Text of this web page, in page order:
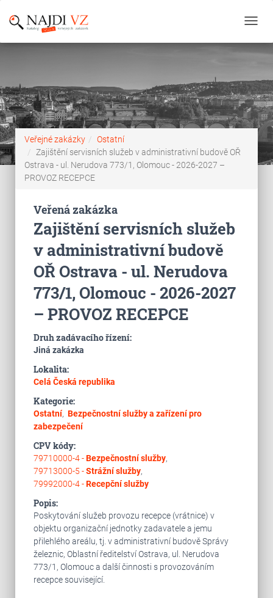
Veřejné zakázky
Ostatní
Zajištění servisních služeb v administrativní budově OŘ
Ostrava - ul. Nerudova 773/1, Olomouc - 2026-2027 –
PROVOZ RECEPCE
Veřená zakázka
Zajištění servisních služeb
v administrativní budově
OŘ Ostrava - ul. Nerudova
773/1, Olomouc - 2026-2027
– PROVOZ RECEPCE
Druh zadávacího řízení:
Jiná zakázka
Lokalita:
Celá Česká republika
Kategorie:
Ostatní, Bezpečnostní služby a zařízení pro
zabezpečení
CPV kódy:
79710000-4 -Bezpečnostní služby,
79713000-5 -Strážní služby,
79992000-4 -Recepční služby
Popis:
Poskytování služeb provozu recepce (vrátnice) v
objektu organizační jednotky zadavatele a jemu
přilehlého areálu, tj. v administrativní budově Správy
železnic, Oblastní ředitelství Ostrava, ul. Nerudova
773/1, Olomouc a další činnosti s provozováním
recepce související.